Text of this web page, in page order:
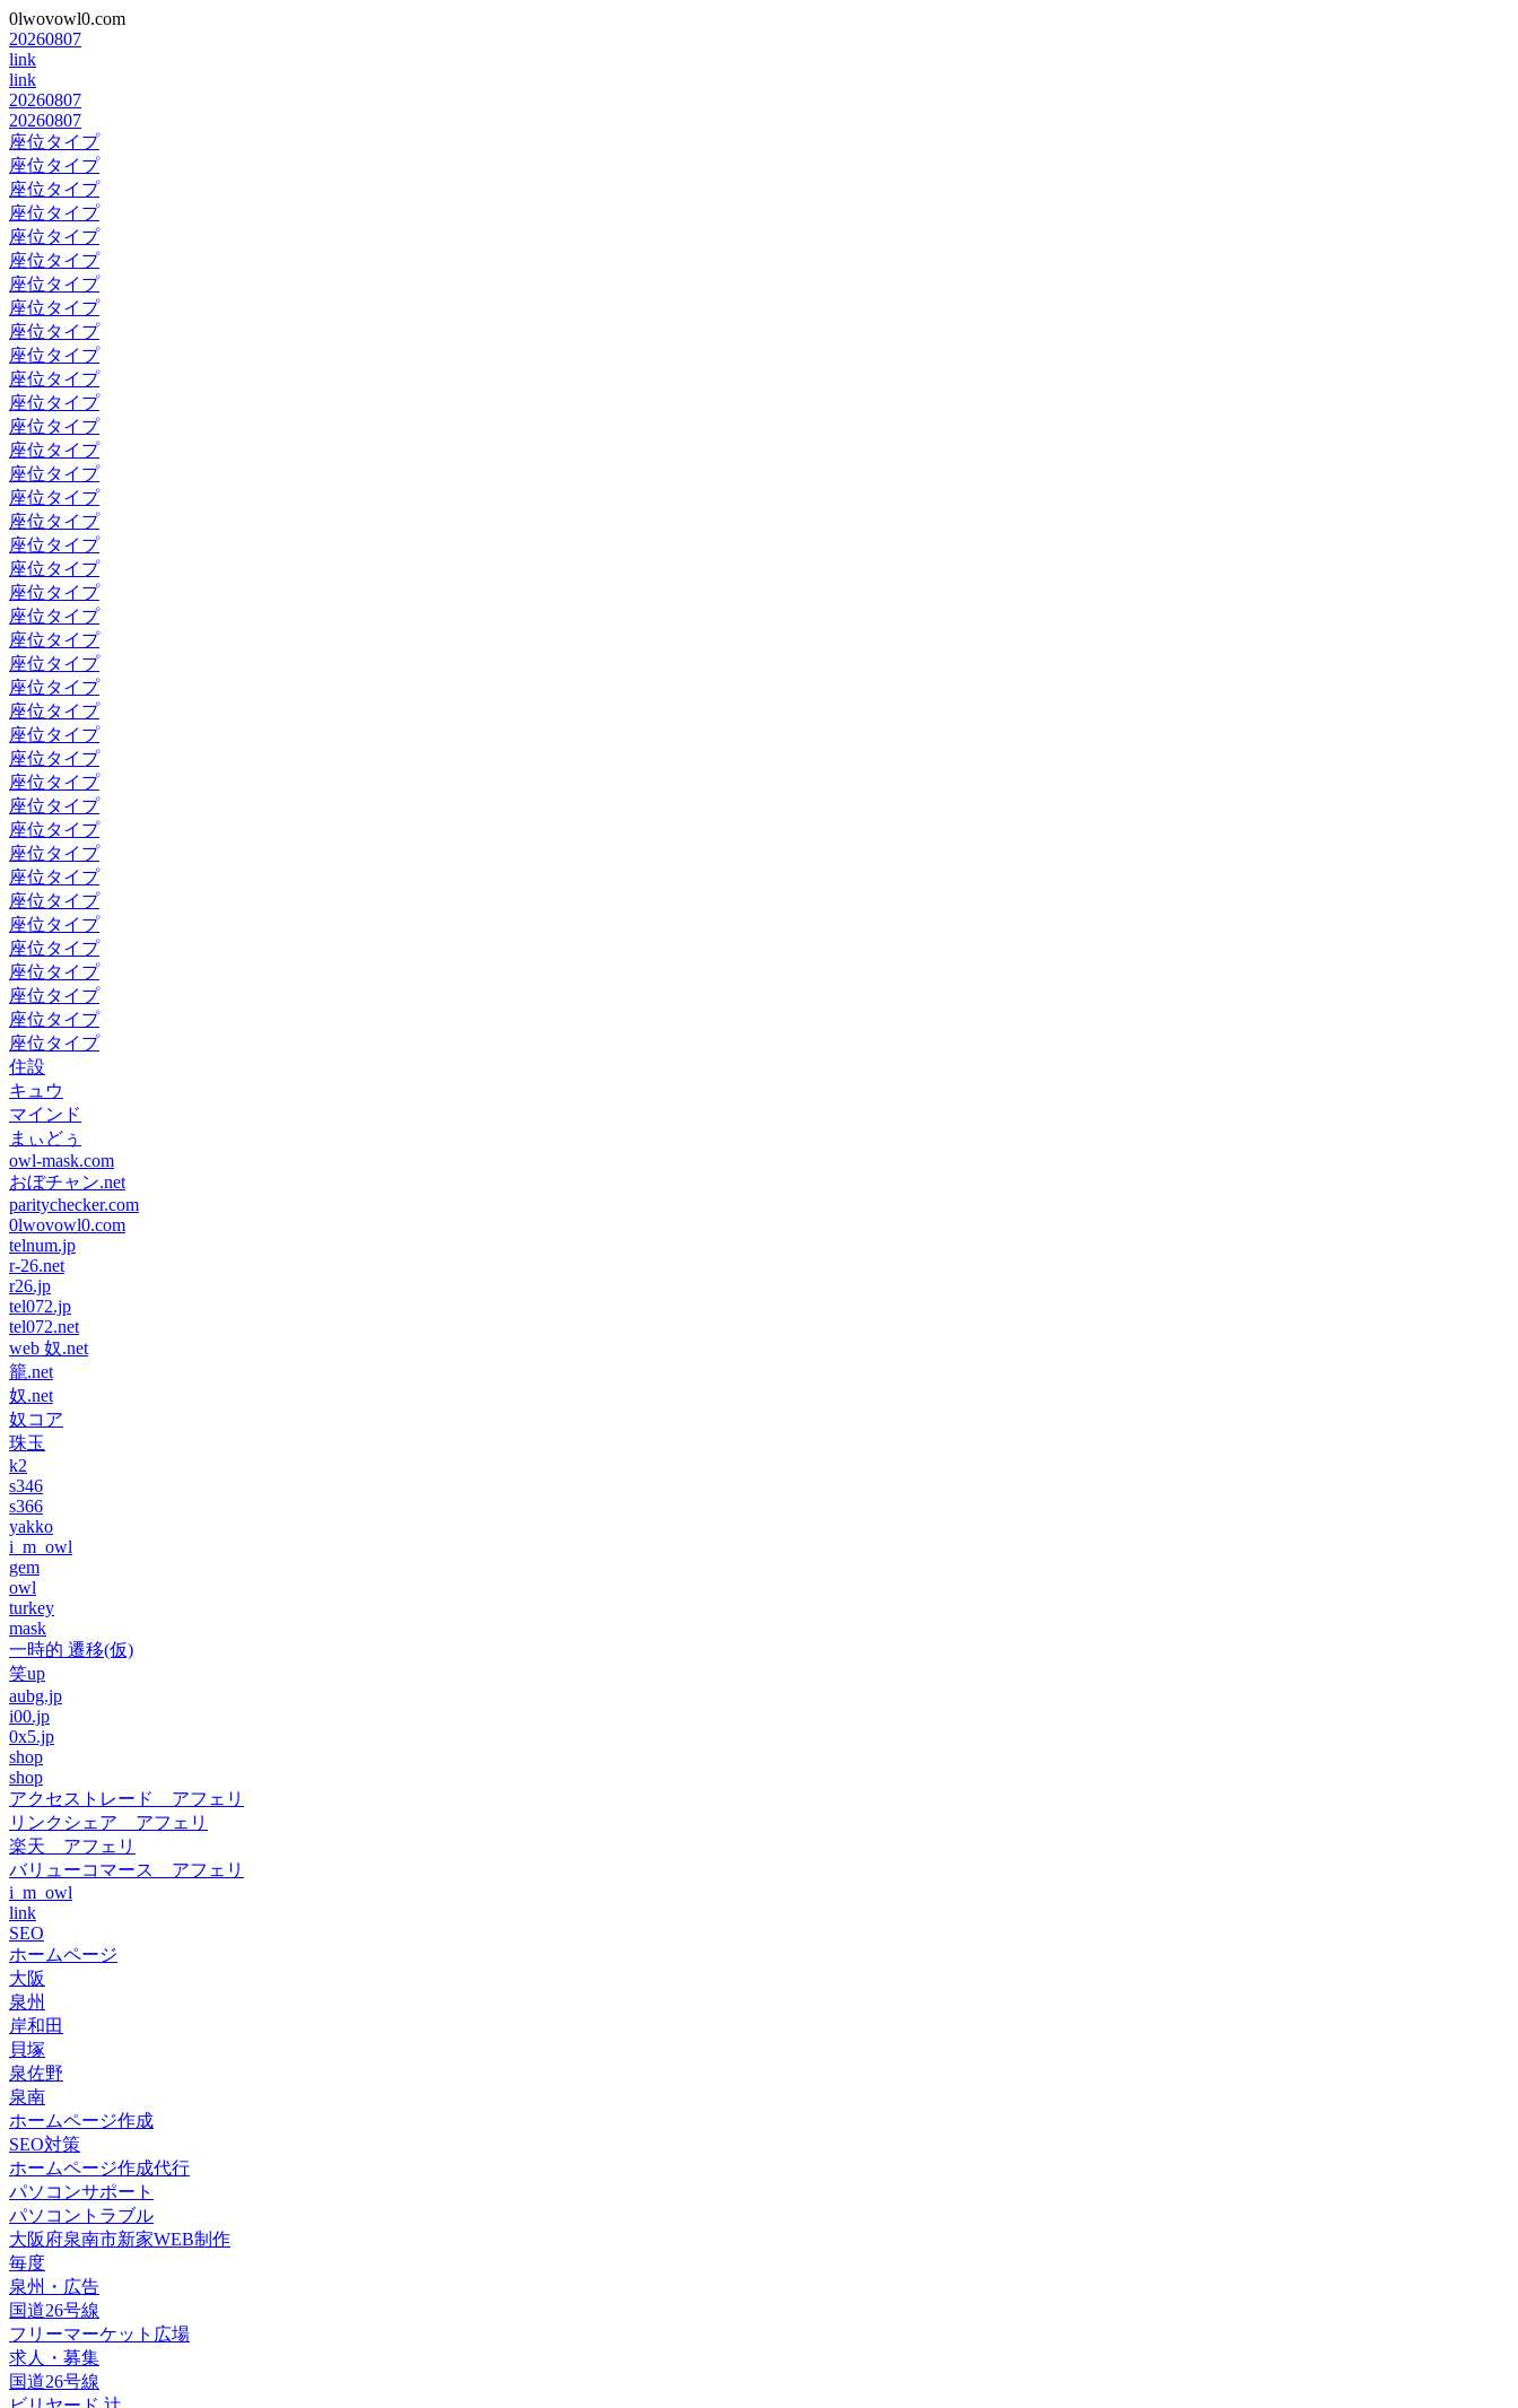
0lwovowl0.com
20260807
link
link
20260807
20260807
座位タイプ
座位タイプ
座位タイプ
座位タイプ
座位タイプ
座位タイプ
座位タイプ
座位タイプ
座位タイプ
座位タイプ
座位タイプ
座位タイプ
座位タイプ
座位タイプ
座位タイプ
座位タイプ
座位タイプ
座位タイプ
座位タイプ
座位タイプ
座位タイプ
座位タイプ
座位タイプ
座位タイプ
座位タイプ
座位タイプ
座位タイプ
座位タイプ
座位タイプ
座位タイプ
座位タイプ
座位タイプ
座位タイプ
座位タイプ
座位タイプ
座位タイプ
座位タイプ
座位タイプ
座位タイプ
住設
キュウ
マインド
まぃどぅ
owl-mask.com
おぼチャン.net
paritychecker.com
0lwovowl0.com
telnum.jp
r-26.net
r26.jp
tel072.jp
tel072.net
web 奴.net
籠.net
奴.net
奴コア
珠玉
k2
s346
s366
yakko
i_m_owl
gem
owl
turkey
mask
一時的 遷移(仮)
笑up
aubg.jp
i00.jp
0x5.jp
shop
shop
アクセストレード アフェリ
リンクシェア アフェリ
楽天 アフェリ
バリューコマース アフェリ
i_m_owl
link
SEO
ホームページ
大阪
泉州
岸和田
貝塚
泉佐野
泉南
ホームページ作成
SEO対策
ホームページ作成代行
パソコンサポート
パソコントラブル
大阪府泉南市新家WEB制作
毎度
泉州・広告
国道26号線
フリーマーケット広場
求人・募集
国道26号線